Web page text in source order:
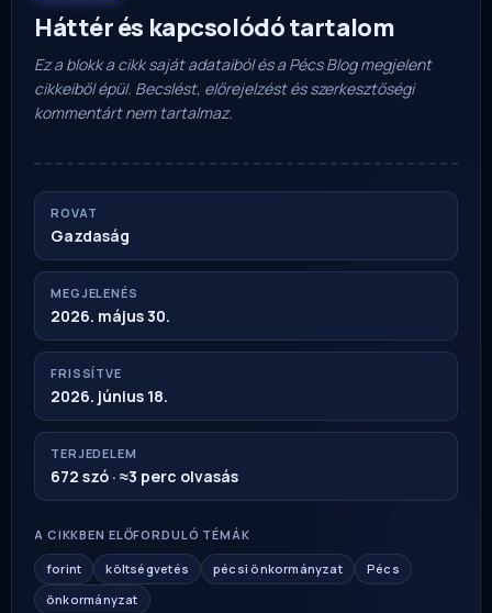
Háttér és kapcsolódó tartalom
Ez a blokk a cikk saját adataiból és a Pécs Blog megjelent
cikkeiből épül. Becslést, előrejelzést és szerkesztőségi
kommentárt nem tartalmaz.
ROVAT
Gazdaság
MEGJELENÉS
2026. május 30.
FRISSÍTVE
2026. június 18.
TERJEDELEM
672 szó · ≈3 perc olvasás
A CIKKBEN ELŐFORDULÓ TÉMÁK
forint költségvetés pécsi önkormányzat
Pécs
önkormányzat